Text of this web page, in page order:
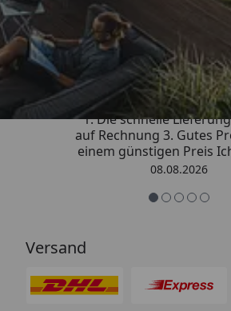
Trusted Shops
4,81/ 5
„Besonders gut
1. Die schnelle
auf Rechnung 3. Gutes
einem günstigen Preis
der Kaufabwicklung
08.08.2026
Versand